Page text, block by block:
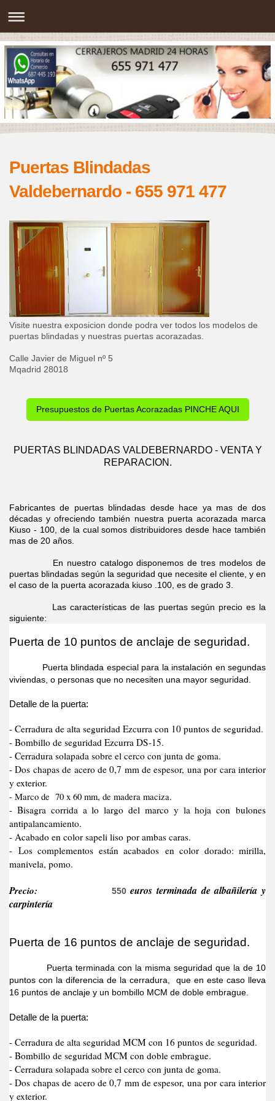
Puertas Blindadas
Valdebernardo - 655 971 477
Visite nuestra exposicion donde podra ver todos los modelos de
puertas blindadas y nuestras puertas acorazadas.
Calle Javier de Miguel nº 5
Mqadrid 28018
Presupuestos de Puertas Acorazadas PINCHE AQUI
PUERTAS BLINDADAS VALDEBERNARDO - VENTA Y
REPARACION.
Fabricantes de puertas blindadas desde hace ya mas de dos
décadas y ofreciendo también nuestra puerta acorazada marca
Kiuso - 100, de la cual somos distribuidores desde hace también
mas de 20 años.
En nuestro catalogo disponemos de tres modelos de
puertas blindadas según la seguridad que necesite el cliente, y en
el caso de la puerta acorazada kiuso .100, es de grado 3.
Las características de las puertas según precio es la
siguiente:
Puerta de 10 puntos de anclaje de seguridad.
Puerta blindada especial para la instalación en segundas
viviendas, o personas que no necesiten una mayor seguridad.
Detalle de la puerta:
- Cerradura de alta seguridad Ezcurra con 10 puntos de seguridad.
- Bombillo de seguridad Ezcurra DS-15.
- Cerradura solapada sobre el cerco con junta de goma.
- Dos chapas de acero de 0,7 mm de espesor, una por cara interior
y exterior.
- Marco de 70 x 60 mm, de madera maciza.
- Bisagra corrida a lo largo del marco y la hoja con bulones
antipalancamiento.
- Acabado en color sapeli liso por ambas caras.
- Los complementos están acabados en color dorado: mirilla,
manivela, pomo.
Precio: 550euros terminada de albañilería y
carpintería
Puerta de 16 puntos de anclaje de seguridad.
Puerta terminada con la misma seguridad que la de 10
puntos con la diferencia de la cerradura, que en este caso lleva
16 puntos de anclaje y un bombillo MCM de doble embrague.
Detalle de la puerta:
- Cerradura de alta seguridad MCM con 16 puntos de seguridad.
- Bombillo de seguridad MCM con doble embrague.
- Cerradura solapada sobre el cerco con junta de goma.
- Dos chapas de acero de 0,7 mm de espesor, una por cara interior
y exterior.